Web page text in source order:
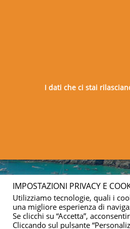
I dati che ci stai
IMPOSTAZIONI PRIVACY E
Utilizziamo tecnologie, quali i
una migliore esperienza di
Se clicchi su “Accetta”,
Cliccando sul pulsante